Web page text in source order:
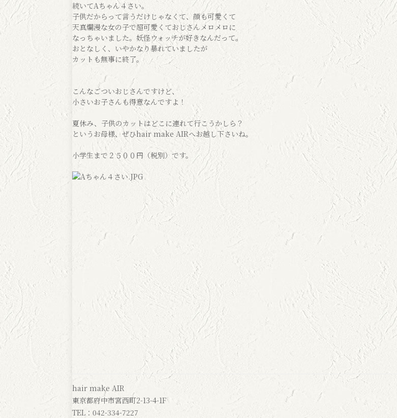
続いてAちゃん４さい。
子供だからって言うだけじゃなくて、顔も可愛くて
天真爛漫な女の子で超可愛くておじさんメロメロに
なっちゃいました。妖怪ウォッチが好きなんだって。
おとなしく、いやかなり暴れていましたが
カットも無事に終了。
こんなごついおじさんですけど、
小さいお子さんも得意なんですよ！
夏休み、子供のカットはどこに連れて行こうかしら？
というお母様、ぜひhair make AIRへお越し下さいね。
小学生まで２５００円（税別）です。
hair make AIR
東京都府中市宮西町2-13-4-1F
TEL：042-334-7227